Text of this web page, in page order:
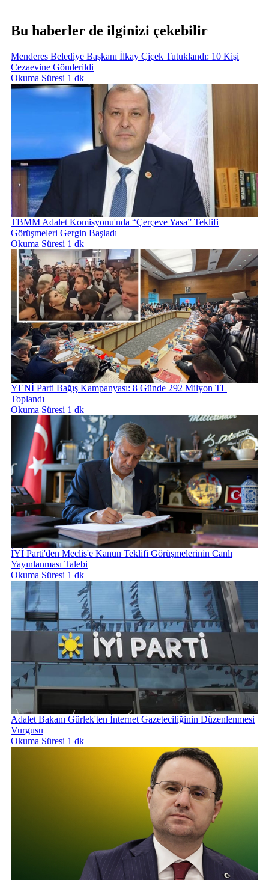
Bu haberler de ilginizi çekebilir
Menderes Belediye Başkanı İlkay Çiçek Tutuklandı: 10 Kişi
Cezaevine Gönderildi
Okuma Süresi 1 dk
TBMM Adalet Komisyonu'nda “Çerçeve Yasa” Teklifi
Görüşmeleri Gergin Başladı
Okuma Süresi 1 dk
YENİ Parti Bağış Kampanyası: 8 Günde 292 Milyon TL
Toplandı
Okuma Süresi 1 dk
İYİ Parti'den Meclis'e Kanun Teklifi Görüşmelerinin Canlı
Yayınlanması Talebi
Okuma Süresi 1 dk
Adalet Bakanı Gürlek'ten İnternet Gazeteciliğinin Düzenlenmesi
Vurgusu
Okuma Süresi 1 dk